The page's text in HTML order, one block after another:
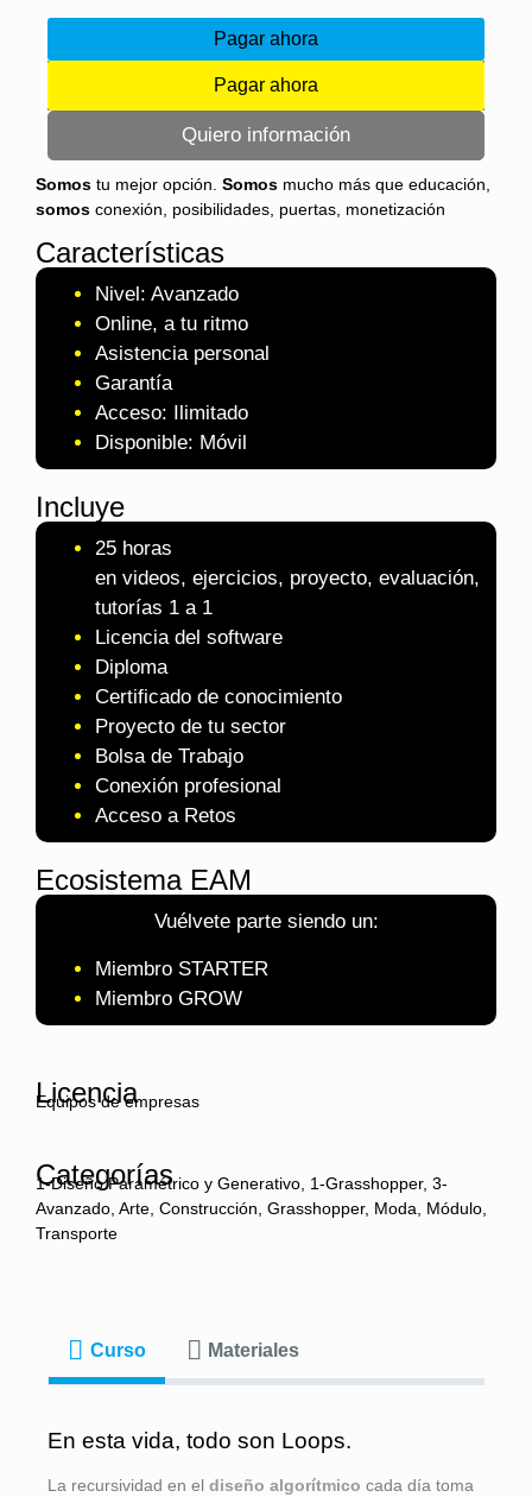
Pagar ahora
Pagar ahora
Quiero información
Somos tu mejor opción. Somos mucho más que educación,
somos conexión, posibilidades, puertas, monetización
Características
Nivel: Avanzado
Online, a tu ritmo
Asistencia personal
Garantía
Acceso: Ilimitado
Disponible: Móvil
Incluye
25 horas
en videos, ejercicios, proyecto, evaluación,
tutorías 1 a 1
Licencia del software
Diploma
Certificado de conocimiento
Proyecto de tu sector
Bolsa de Trabajo
Conexión profesional
Acceso a Retos
Ecosistema EAM
Vuélvete parte siendo un:
Miembro STARTER
Miembro GROW
Licencia
Equipos de empresas
Categorías
1-Diseño Paramétrico y Generativo, 1-Grasshopper, 3-
Avanzado, Arte, Construcción, Grasshopper, Moda, Módulo,
Transporte
Curso Materiales
En esta vida, todo son Loops.
La recursividad en el diseño algorítmico cada día toma